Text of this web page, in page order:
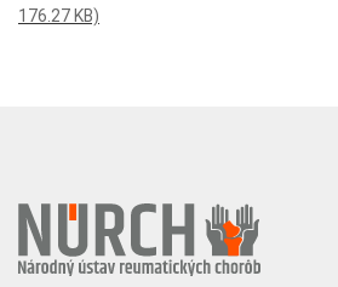
176.27 KB)